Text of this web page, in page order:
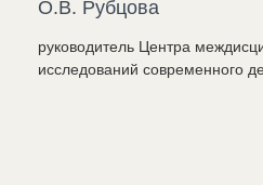
О.В. Рубцова
руководитель Центра
исследований современного